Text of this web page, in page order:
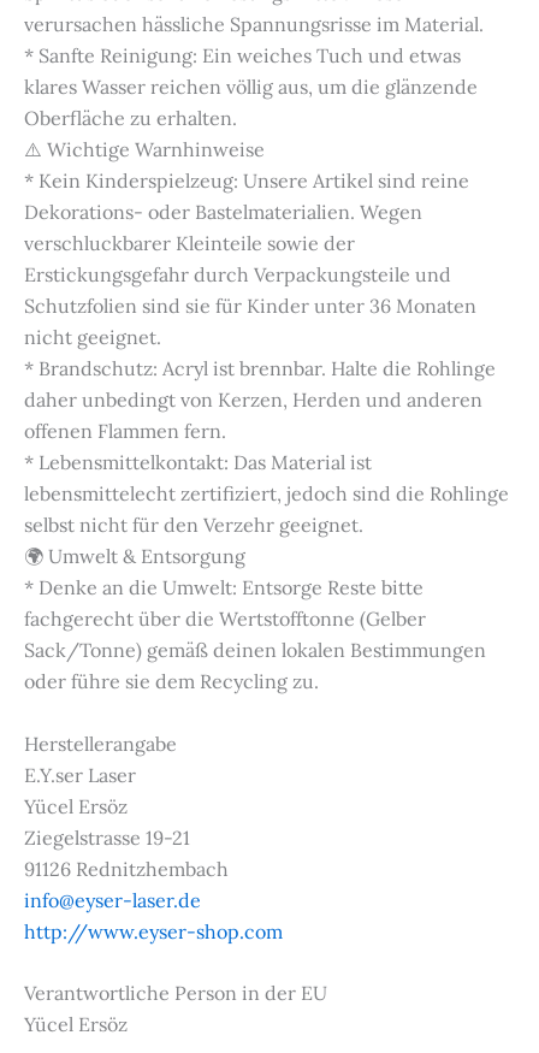
verursachen hässliche Spannungsrisse im Material.
* Sanfte Reinigung: Ein weiches Tuch und etwas
klares Wasser reichen völlig aus, um die glänzende
Oberfläche zu erhalten.
⚠️ Wichtige Warnhinweise
* Kein Kinderspielzeug: Unsere Artikel sind reine
Dekorations- oder Bastelmaterialien. Wegen
verschluckbarer Kleinteile sowie der
Erstickungsgefahr durch Verpackungsteile und
Schutzfolien sind sie für Kinder unter 36 Monaten
nicht geeignet.
* Brandschutz: Acryl ist brennbar. Halte die Rohlinge
daher unbedingt von Kerzen, Herden und anderen
offenen Flammen fern.
* Lebensmittelkontakt: Das Material ist
lebensmittelecht zertifiziert, jedoch sind die Rohlinge
selbst nicht für den Verzehr geeignet.
🌍 Umwelt & Entsorgung
* Denke an die Umwelt: Entsorge Reste bitte
fachgerecht über die Wertstofftonne (Gelber
Sack/Tonne) gemäß deinen lokalen Bestimmungen
oder führe sie dem Recycling zu.
Herstellerangabe
E.Y.ser Laser
Yücel Ersöz
Ziegelstrasse 19-21
91126 Rednitzhembach
info@eyser-laser.de
http://www.eyser-shop.com
Verantwortliche Person in der EU
Yücel Ersöz